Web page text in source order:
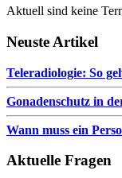
Aktuell sind keine
Neuste Artikel
Teleradiologie: So
Gonadenschutz in
Wann muss ein
Aktuelle Fragen